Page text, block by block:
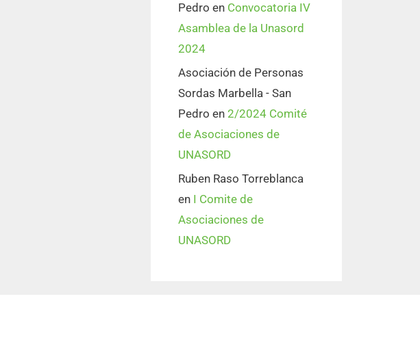
Pedro en Convocatoria IV
Asamblea de la Unasord
2024
Asociación de Personas
Sordas Marbella - San
Pedro en 2/2024 Comité
de Asociaciones de
UNASORD
Ruben Raso Torreblanca
en I Comite de
Asociaciones de
UNASORD